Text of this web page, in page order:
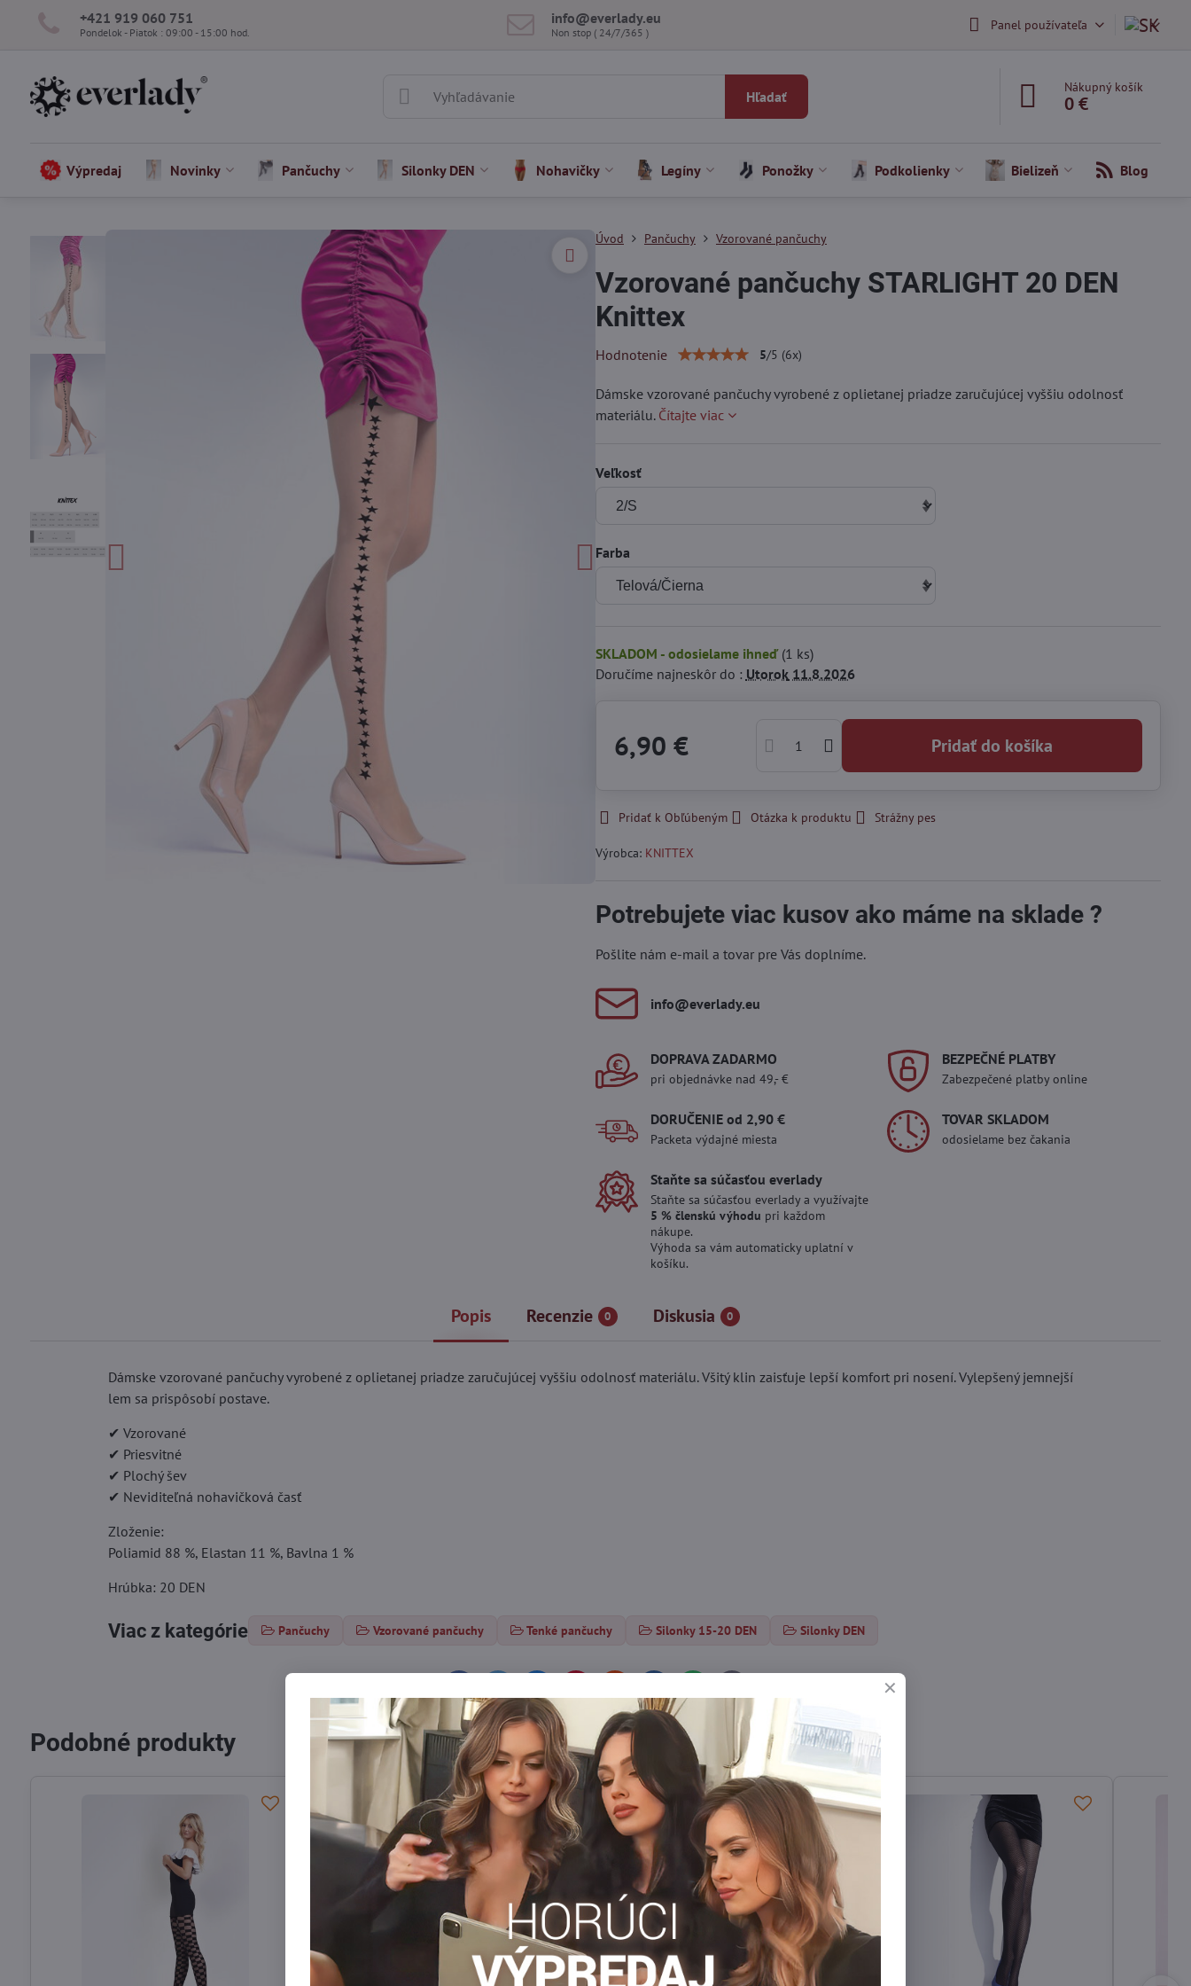
+421 919 060 751
Pondelok - Piatok : 09:00 - 15:00 hod.
info​@everlady​.eu
Non stop ( 24/7/365 ) Panel používateľa
Hľadať
Nákupný košík
0 €
Výpredaj Novinky Pančuchy Silonky DEN Nohavičky Legíny Ponožky Podkolienky Bielizeň Blog
Úvod Pančuchy Vzorované pančuchy
Vzorované pančuchy STARLIGHT 20 DEN
Knittex
Hodnotenie 5/5 (6x)
Dámske vzorované pančuchy vyrobené z oplietanej priadze zaručujúcej vyššiu odolnosť
materiálu. Čítajte viac
Veľkosť
Farba
SKLADOM - odosielame ihneď (1 ks)
Doručíme najneskôr do : Utorok11.8.2026
6,90 € Pridať do košíka
Pridať k Obľúbeným Otázka k produktu Strážny pes
Výrobca: KNITTEX
Potrebujete viac kusov ako máme na sklade ?
Pošlite nám e-mail a tovar pre Vás doplníme.
info​@everlady​.eu
DOPRAVA ZADARMO
pri objednávke nad 49,- €
BEZPEČNÉ PLATBY
Zabezpečené platby online
DORUČENIE od 2,90 €
Packeta výdajné miesta
TOVAR SKLADOM
odosielame bez čakania
Staňte sa súčasťou everlady
Staňte sa súčasťou everlady a využívajte
5 % členskú výhodu pri každom
nákupe.
Výhoda sa vám automaticky uplatní v
košíku.
Popis Recenzie 0 Diskusia 0
Dámske vzorované pančuchy vyrobené z oplietanej priadze zaručujúcej vyššiu odolnosť materiálu. Všitý klin zaisťuje lepší komfort pri nosení. Vylepšený jemnejší
lem sa prispôsobí postave.
✔ Vzorované
✔ Priesvitné
✔ Plochý šev
✔ Neviditeľná nohavičková časť
Zloženie:
Poliamid 88 %, Elastan 11 %, Bavlna 1 %
Hrúbka: 20 DEN
Viac z kategórie Pančuchy Vzorované pančuchy Tenké pančuchy Silonky 15-20 DEN Silonky DEN
mail
Podobné produkty